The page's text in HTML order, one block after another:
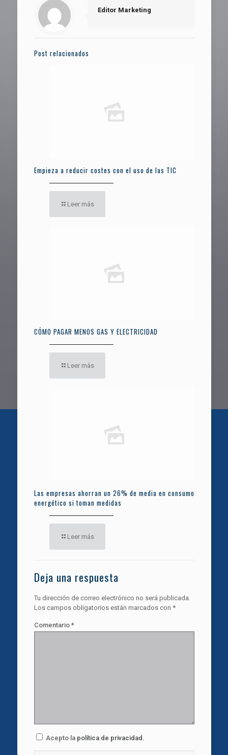
Editor Marketing
Post relacionados
Empieza a reducir costes con el uso de las TIC
Leer más
CÓMO PAGAR MENOS GAS Y ELECTRICIDAD
Leer más
Las empresas ahorran un 26% de media en consumo
energético si toman medidas
Leer más
Deja una respuesta
Tu dirección de correo electrónico no será publicada.
Los campos obligatorios están marcados con *
Comentario *
Acepto la política de privacidad